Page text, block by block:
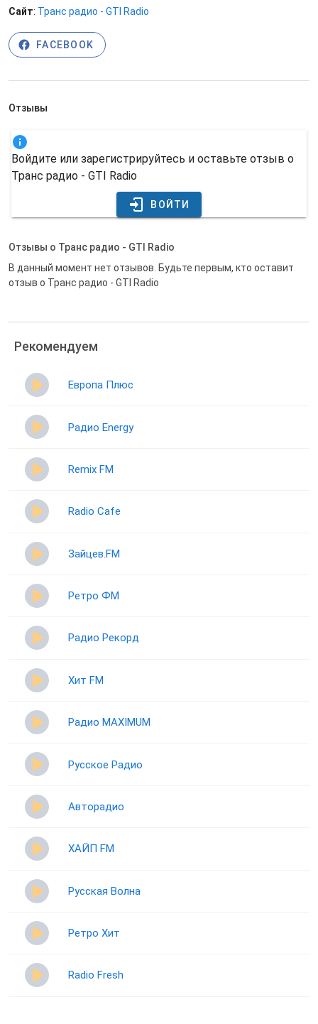
Сайт: Транс радио - GTI Radio
FACEBOOK
Отзывы
Войдите или зарегистрируйтесь и оставьте отзыв о
Транс радио - GTI Radio
ВОЙТИ
Отзывы о Транс радио - GTI Radio
В данный момент нет отзывов. Будьте первым, кто оставит
отзыв о Транс радио - GTI Radio
Рекомендуем
Европа Плюс
Радио Energy
Remix FM
Radio Cafe
Зайцев.FM
Ретро ФМ
Радио Рекорд
Хит FM
Радио MAXIMUM
Русское Радио
Авторадио
ХАЙП FM
Русская Волна
Ретро Хит
Radio Fresh